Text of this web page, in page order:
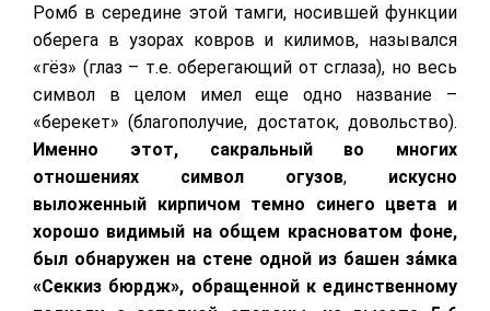
Ромб в середине этой тамги, носившей функции
оберега в узорах ковров и килимов, назывался
«гёз» (глаз – т.е. оберегающий от сглаза), но весь
символ в целом имел еще одно название –
«берекет» (благополучие, достаток, довольство).
Именно этот, сакральный во многих
отношениях символ огузов, искусно
выложенный кирпичом темно синего цвета и
хорошо видимый на общем красноватом фоне,
был обнаружен на стене одной из башен за́мка
«Секкиз бюрдж», обращенной к единственному